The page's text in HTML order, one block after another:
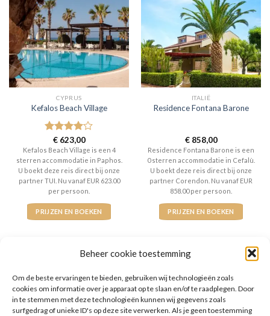
Beheer cookie toestemming
Om de beste ervaringen te bieden, gebruiken wij technologieën zoals
cookies om informatie over je apparaat op te slaan en/of te raadplegen. Door
in te stemmen met deze technologieën kunnen wij gegevens zoals
surfgedrag of unieke ID's op deze site verwerken. Als je geen toestemming
CYPRUS
Kefalos Beach Village
Gewaardeerd
4uit 5
€623,00
Kefalos Beach Village is een 4
sterren accommodatie in Paphos.
U boekt deze reis direct bij onze
partner TUI. Nu vanaf EUR 623.00
per persoon.
PRIJZEN EN BOEKEN
ITALIË
Residence Fontana Barone
€858,00
Residence Fontana Barone is een
0 sterren accommodatie in Cefalù.
U boekt deze reis direct bij onze
partner Corendon. Nu vanaf EUR
858.00 per persoon.
PRIJZEN EN BOEKEN
WAT ZE OVER ONS ZEGGEN